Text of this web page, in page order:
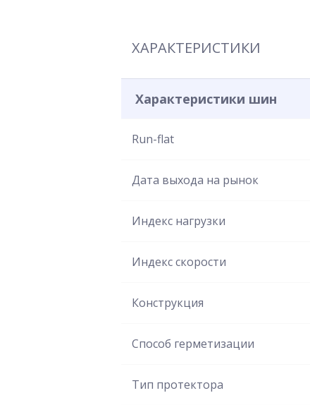
ХАРАКТЕРИСТИКИ
Характеристики шин
Run-flat
Дата выхода на рынок
Индекс нагрузки
Индекс скорости
Конструкция
Способ герметизации
Тип протектора